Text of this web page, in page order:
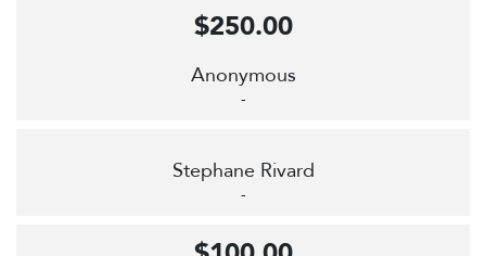
Anonymous
-
$250.00
Stephane Rivard
-